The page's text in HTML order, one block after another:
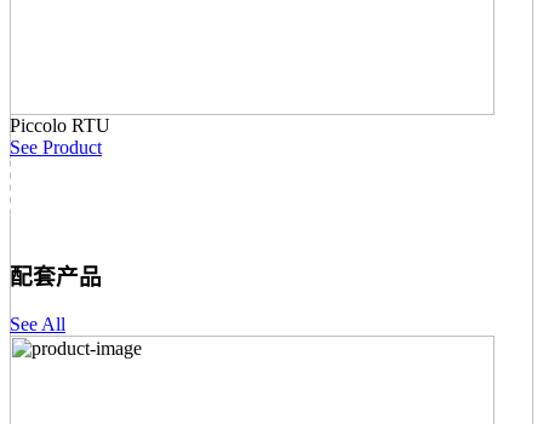
Piccolo RTU
See Product
配套产品
See All